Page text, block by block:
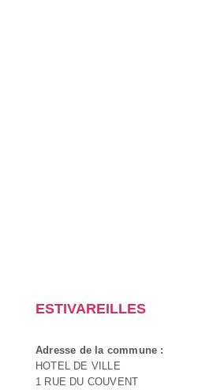
ESTIVAREILLES
Adresse de la commune :
HOTEL DE VILLE
1 RUE DU COUVENT